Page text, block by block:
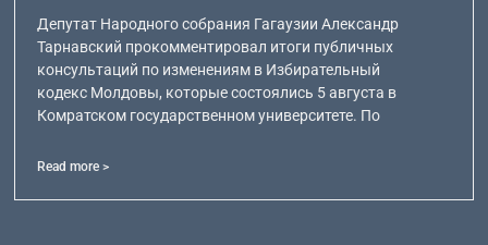
Депутат Народного собрания Гагаузии Александр
Тарнавский прокомментировал итоги публичных
консультаций по изменениям в Избирательный
кодекс Молдовы, которые состоялись 5 августа в
Комратском государственном университете. По
Read more >